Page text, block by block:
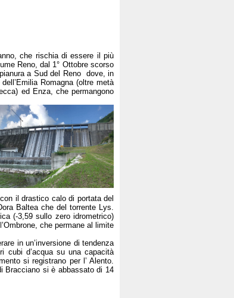
che rischia di essere il più
Reno, dal 1° Ottobre scorso
a Sud del Reno dove, in
Romagna (oltre metà
ed Enza, che permangono
il drastico calo di portata del
Baltea che del torrente Lys.
(-3,59 sullo zero idrometrico)
che permane al limite
in un’inversione di tendenza
d’acqua su una capacità
si registrano per l’ Alento.
Bracciano si è abbassato di 14